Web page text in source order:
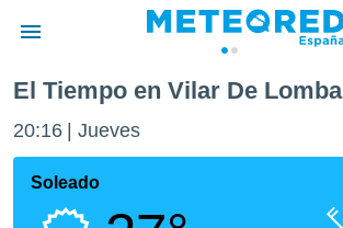
de
por
El Tiempo en Vilar De Lomba
20:16 Jueves
Soleado